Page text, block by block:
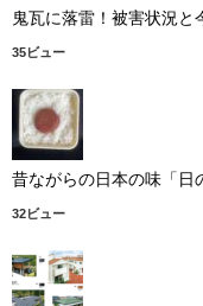
鬼瓦に落雷！被害状況と
35ビュー
昔ながらの日本の味「日
32ビュー